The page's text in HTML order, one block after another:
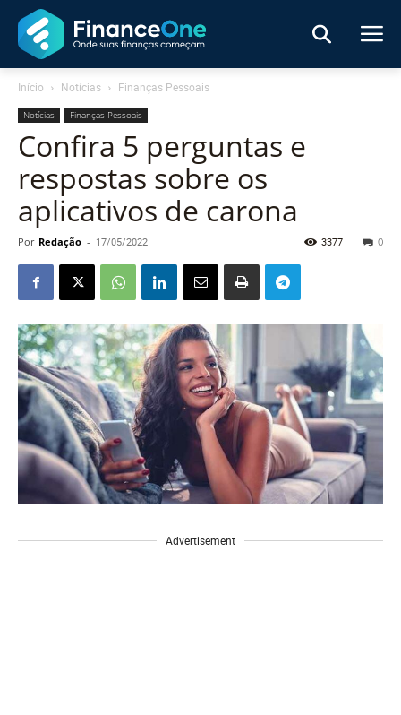
Início Notícias Finanças Pessoais
Notícias Finanças Pessoais
Confira 5 perguntas e
respostas sobre os
aplicativos de carona
Por Redação - 17/05/2022 0
3377
Advertisement